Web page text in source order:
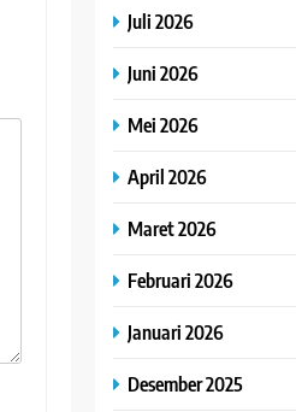
Juli 2026
Juni 2026
Mei 2026
April 2026
Maret 2026
Februari 2026
Januari 2026
Desember 2025